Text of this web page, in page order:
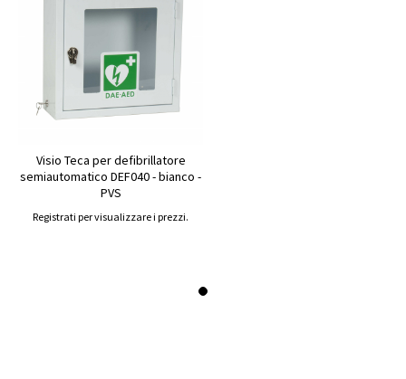
Visio Teca per defibrillatore
semiautomatico DEF040 - bianco -
PVS
Registrati per visualizzare i prezzi.